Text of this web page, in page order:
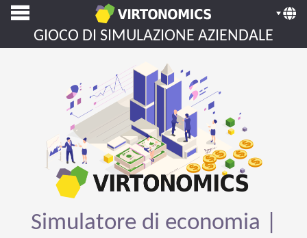
GIOCO DI SIMULAZIONE AZIENDALE
Simulatore di economia |